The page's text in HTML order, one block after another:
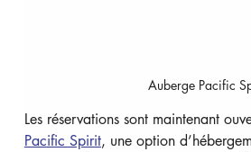
Auberge Pacific
Les réservations sont maintenant
Pacific Spirit, une option